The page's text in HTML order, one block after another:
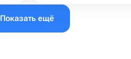
Показать ещё